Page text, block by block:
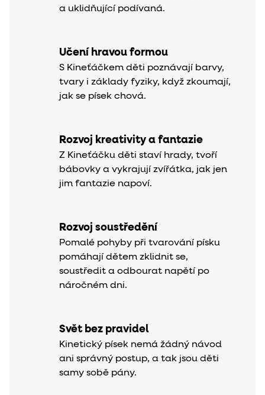
a uklidňující podívaná.
Učení hravou formou
S Kineťáčkem děti poznávají barvy,
tvary i základy fyziky, když zkoumají,
jak se písek chová.
Rozvoj kreativity a fantazie
Z Kineťáčku děti staví hrady, tvoří
bábovky a vykrajují zvířátka, jak jen
jim fantazie napoví.
Rozvoj soustředění
Pomalé pohyby při tvarování písku
pomáhají dětem zklidnit se,
soustředit a odbourat napětí po
náročném dni.
Svět bez pravidel
Kinetický písek nemá žádný návod
ani správný postup, a tak jsou děti
samy sobě pány.